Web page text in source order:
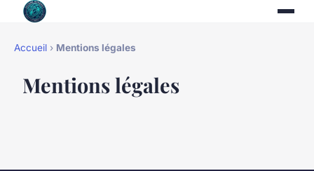
Accueil › Mentions légales
Mentions légales